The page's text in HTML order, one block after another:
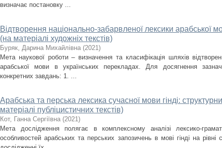
визначає постановку ...
Відтворення національно-забарвленої лексики арабської
(на матеріалі художніх текстів)
Буряк, Дарина Михайлівна (2021)
Мета наукової роботи – визначення та класифікація шляхів
арабської мови в українських перекладах. Для досягнення
конкретних завдань: 1. ...
Арабська та перська лексика сучасної мови гінді:
матеріалі публіцистичних текстів)
Кот, Ганна Сергіївна (2021)
Мета дослідження полягає в комплексному аналізі лексико-
особливостей арабських та перських запозичень в мові гінді на рівні